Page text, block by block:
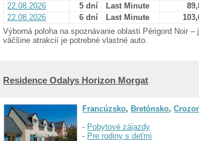
22.08.2026
5 dní Last Minute
22.08.2026
6 dní Last Minute
Výborná poloha na spoznávanie oblasti Périgord Noir
väčšine atrakcií je potrebné vlastné auto.
Residence Odalys Horizon Morgat
Francúzsko, Bretónsko,
- Pobytové zájazdy
- Pre rodiny s deťmi